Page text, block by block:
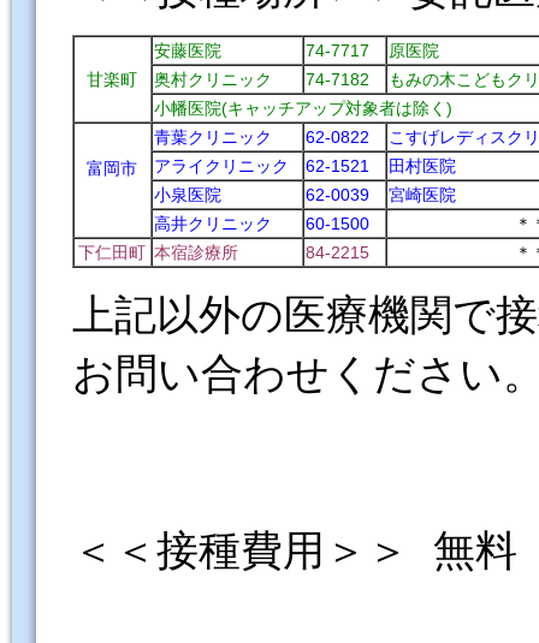
甘楽町
安藤医院 74-7717
原医院
奥村クリニック
74-7182
もみの木こどもク
小幡医院(キャッチアップ対象者は除く)
富岡市
青葉クリニック 62-0822
こすげレディスク
アライクリニック
62-1521
田村医院
小泉医院
62-0039
宮崎医院
高井クリニック
60-1500
＊
下仁田町 本宿診療所 84-2215 ＊
上記以外の医療機関で
お問い合わせください
＜＜接種費用＞＞ 無料